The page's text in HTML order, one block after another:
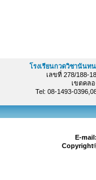
โรงเรียนกวดวิชานันท
เลขที่ 278/188-
เขตคล
Tel: 08-1493-
E-